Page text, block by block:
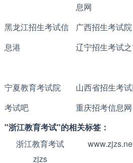
息网
黑龙江招生考试信
息港
广西招生考试院
辽宁招生考试
宁夏教育考试院
山西省招生考
考试吧
重庆招考信息网
"浙江教育考试"的相关标签：
浙江教育考试
zjzs